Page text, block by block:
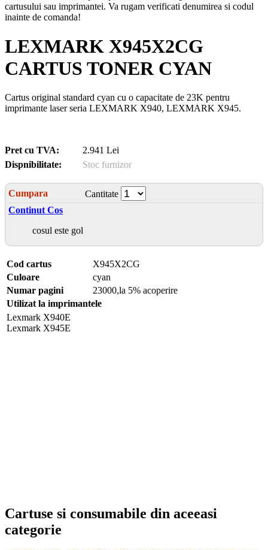
cartusului sau imprimantei. Va rugam verificati denumirea si codul
inainte de comanda!
LEXMARK X945X2CG
CARTUS TONER CYAN
Cartus original standard cyan cu o capacitate de 23K pentru
imprimante laser seria LEXMARK X940, LEXMARK X945.
Pret cu TVA:
2.941 Lei
Dispnibilitate:
Stoc furnizor
Cumpara
Cantitate
Continut Cos
cosul este gol
Cod cartus
X945X2CG
Culoare
cyan
Numar pagini
23000,la 5% acoperire
Utilizat la imprimantele
Lexmark X940E
Lexmark X945E
Cartuse si consumabile din aceeasi
categorie